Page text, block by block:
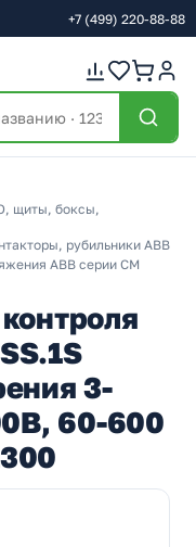
+7 (499) 220-88-88
щиты, боксы,
рубильники ABB
ABB серии CM
3-
60-600